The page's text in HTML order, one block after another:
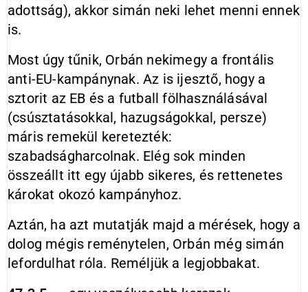
adottság), akkor simán neki lehet menni ennek
is.
Most úgy tűnik, Orbán nekimegy a frontális
anti-EU-kampánynak. Az is ijesztő, hogy a
sztorit az EB és a futball fölhasználásával
(csúsztatásokkal, hazugságokkal, persze)
máris remekül keretezték:
szabadságharcolnak. Elég sok minden
összeállt itt egy újabb sikeres, és rettenetes
károkat okozó kampányhoz.
Aztán, ha azt mutatják majd a mérések, hogy a
dolog mégis reménytelen, Orbán még simán
lefordulhat róla. Reméljük a legjobbakat.